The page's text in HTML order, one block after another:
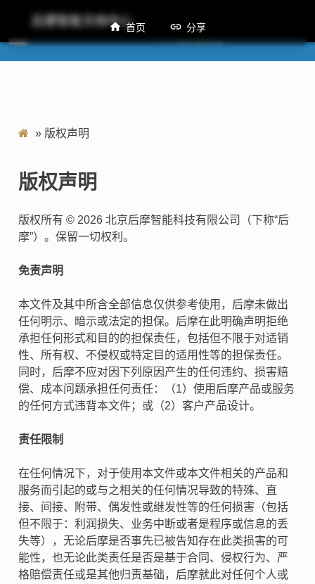
后摩智能文档中心
M50 SMI工具使用指南
» 版权声明
版权声明
版权所有 © 2026 北京后摩智能科技有限公司（下称“后
摩”）。保留一切权利。
免责声明
本文件及其中所含全部信息仅供参考使用，后摩未做出
任何明示、暗示或法定的担保。后摩在此明确声明拒绝
承担任何形式和目的的担保责任，包括但不限于对适销
性、所有权、不侵权或特定目的适用性等的担保责任。
同时，后摩不应对因下列原因产生的任何违约、损害赔
偿、成本问题承担任何责任：（1）使用后摩产品或服务
的任何方式违背本文件；或（2）客户产品设计。
责任限制
在任何情况下，对于使用本文件或本文件相关的产品和
服务而引起的或与之相关的任何情况导致的特殊、直
接、间接、附带、偶发性或继发性等的任何损害（包括
但不限于：利润损失、业务中断或者是程序或信息的丢
失等），无论后摩是否事先已被告知存在此类损害的可
能性，也无论此类责任是否是基于合同、侵权行为、严
格赔偿责任或是其他归责基础，后摩就此对任何个人或
首页 分享